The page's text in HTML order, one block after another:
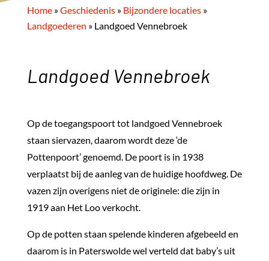
Home»Geschiedenis» Bijzondere locaties»
Landgoederen » Landgoed Vennebroek
Landgoed Vennebroek
Op de toegangspoort tot landgoed Vennebroek
staan siervazen, daarom wordt deze ‘de
Pottenpoort’ genoemd. De poort is in 1938
verplaatst bij de aanleg van de huidige hoofdweg. De
vazen zijn overigens niet de originele: die zijn in
1919 aan Het Loo verkocht.
Op de potten staan spelende kinderen afgebeeld en
daarom is in Paterswolde wel verteld dat baby’s uit